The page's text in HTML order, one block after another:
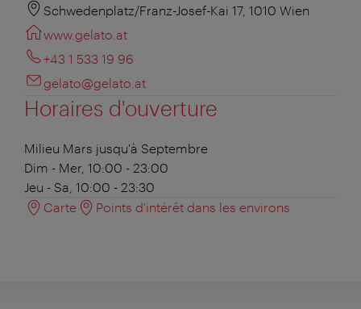
Schwedenplatz/Franz-Josef-Kai 17, 1010 Wien
www.gelato.at
+43 1 533 19 96
gelato@gelato.at
Horaires d'ouverture
Milieu Mars jusqu'à Septembre
Dim - Mer, 10:00 - 23:00
Jeu - Sa, 10:00 - 23:30
Carte
Points d'intérêt dans les environs